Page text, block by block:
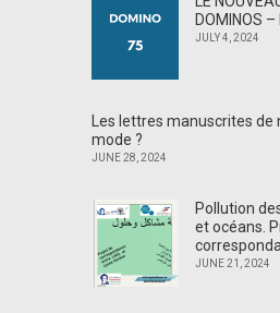
DOMINOS
JULY 4, 2024
Les lettres manuscrites de
mode ?
JUNE 28, 2024
Pollution
et océans.
JUNE 21, 2024